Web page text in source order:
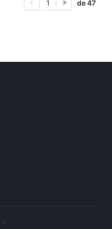
1 de 47